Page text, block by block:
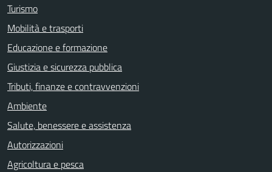
Turismo
Mobilità e trasporti
Educazione e formazione
Giustizia e sicurezza pubblica
Tributi, finanze e contravvenzioni
Ambiente
Salute, benessere e assistenza
Autorizzazioni
Agricoltura e pesca